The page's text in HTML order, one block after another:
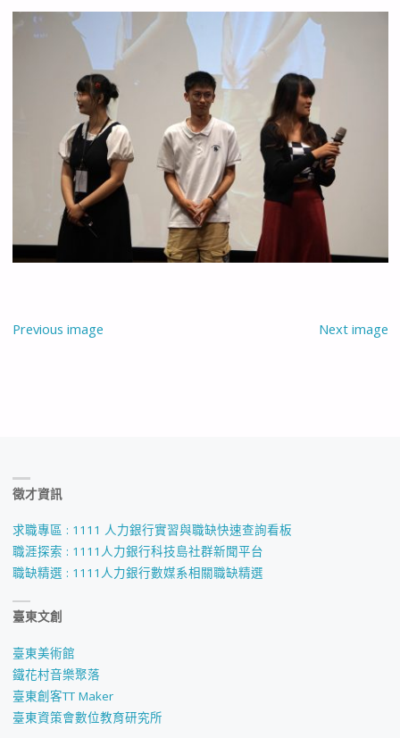
Previous image Next image
徵才資訊
求職專區 : 1111 人力銀行實習與職缺快速查詢看板
職涯探索 : 1111人力銀行科技島社群新聞平台
職缺精選 : 1111人力銀行數媒系相關職缺精選
臺東文創
臺東美術館
鐵花村音樂聚落
臺東創客TT Maker
臺東資策會數位教育研究所